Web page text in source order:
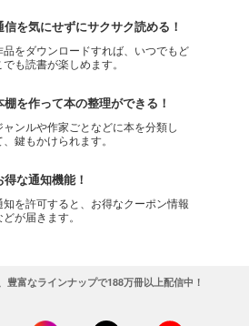
信を気にせずにサクサク読める！
品をダウンロードすれば、いつでもど
でも読書が楽しめます。
棚を作って本の整理ができる！
ャンルや作家ごとなどに本を分類し
、鍵もかけられます。
得な通知機能！
知を許可すると、お得なクーポン情報
どが届きます。
豊富なラインナップで188万冊以上配信中！